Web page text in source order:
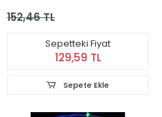
Gece Lambası
152,46 TL
Sepetteki Fiyat
129,59 TL
Sepete Ekle